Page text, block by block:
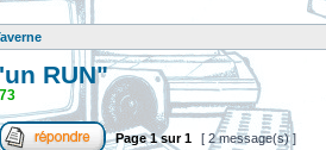
RUN"
Page1sur1 [ 2 message(s) ]